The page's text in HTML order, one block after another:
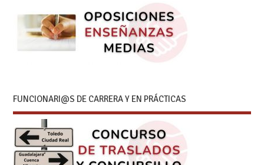
FUNCIONARI@S DE CARRERA Y EN PRÁCTICAS